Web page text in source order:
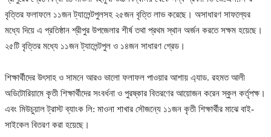
বৃত্তির ফলাফলে ১১জন ট্যালেন্টপুলসহ ২৫জন বৃত্তি লাভ করেছে। অসাধারণ সাফল্যের
মধ্যে দিয়ে এ প্রতিষ্ঠান শ্রীপুর উপজেলার শীর্ষ তথা প্রথম স্থান অর্জন করতে সক্ষম হয়েছে।
২৫টি বৃত্তির মধ্যে ১১জন ট্যালেন্টপুল ও ১৪জন সাধারণ গ্রেড।
শিক্ষার্থীদের উৎসাহ ও সামনে আরও ভালো ফলাফল পাওয়ার আশায় এ্যাড. রহমত আলী
অডিটোরিয়ামে কৃতী শিক্ষার্থীদের সংবর্ধনা ও পুরষ্কার বিতরণের আয়োজন করেন স্কুল কর্তৃপক্ষ।
এবং মিউচুয়াল ট্রাস্ট ব্যাংক লি: মাওনা শাখার সৌজন্যে ১১জন কৃতী শিক্ষার্থীর মাঝে বাই-
সাইকেল বিতরণ করা হয়েছে।